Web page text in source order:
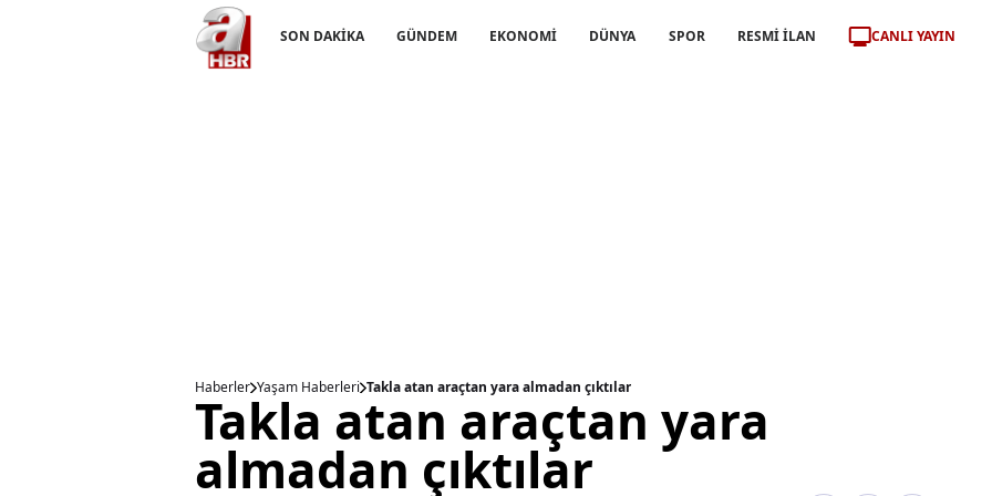
SON DAKİKA GÜNDEM EKONOMİ DÜNYA SPOR RESMİ İLAN CANLI YAYIN
Haberler Yaşam Haberleri Takla atan araçtan yara almadan çıktılar
Takla atan araçtan yara
almadan çıktılar